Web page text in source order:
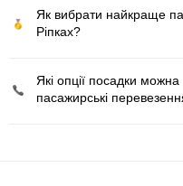
Як вибрати найкраще
Ріпках?
Які опції посадки
пасажирські